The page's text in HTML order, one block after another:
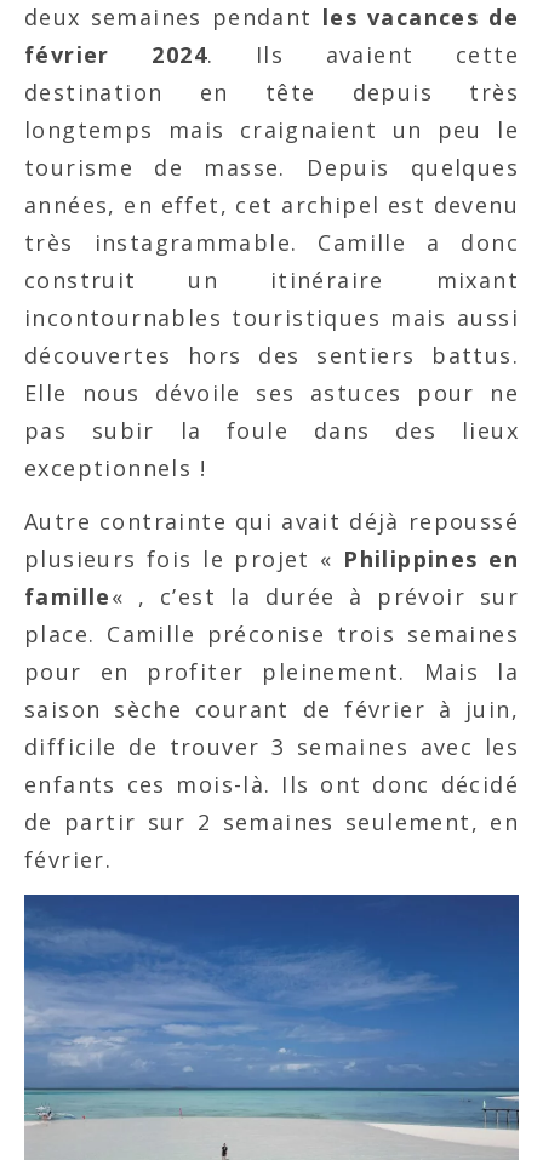
deux semaines pendant les vacances de
février 2024. Ils avaient cette
destination en tête depuis très
longtemps mais craignaient un peu le
tourisme de masse. Depuis quelques
années, en effet, cet archipel est devenu
très instagrammable. Camille a donc
construit un itinéraire mixant
incontournables touristiques mais aussi
découvertes hors des sentiers battus.
Elle nous dévoile ses astuces pour ne
pas subir la foule dans des lieux
exceptionnels !
Autre contrainte qui avait déjà repoussé
plusieurs fois le projet « Philippines en
famille« , c’est la durée à prévoir sur
place. Camille préconise trois semaines
pour en profiter pleinement. Mais la
saison sèche courant de février à juin,
difficile de trouver 3 semaines avec les
enfants ces mois-là. Ils ont donc décidé
de partir sur 2 semaines seulement, en
février.